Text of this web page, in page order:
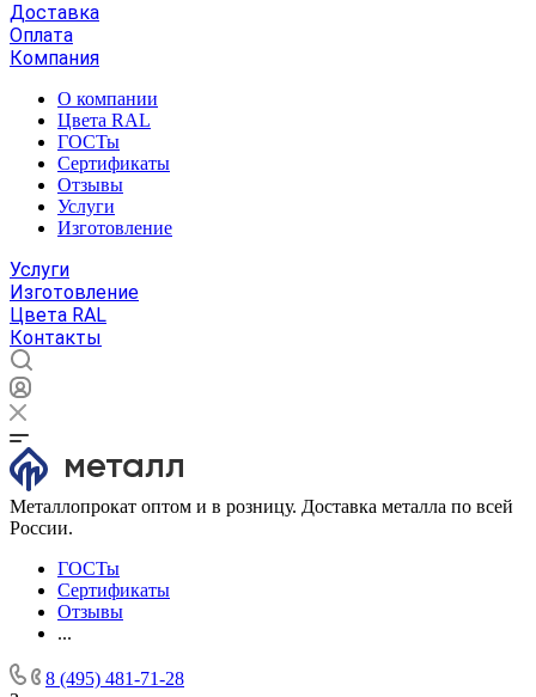
Доставка
Оплата
Компания
О компании
Цвета RAL
ГОСТы
Сертификаты
Отзывы
Услуги
Изготовление
Услуги
Изготовление
Цвета RAL
Контакты
Металлопрокат оптом и в розницу. Доставка металла по всей
России.
ГОСТы
Сертификаты
Отзывы
...
8 (495) 481-71-28